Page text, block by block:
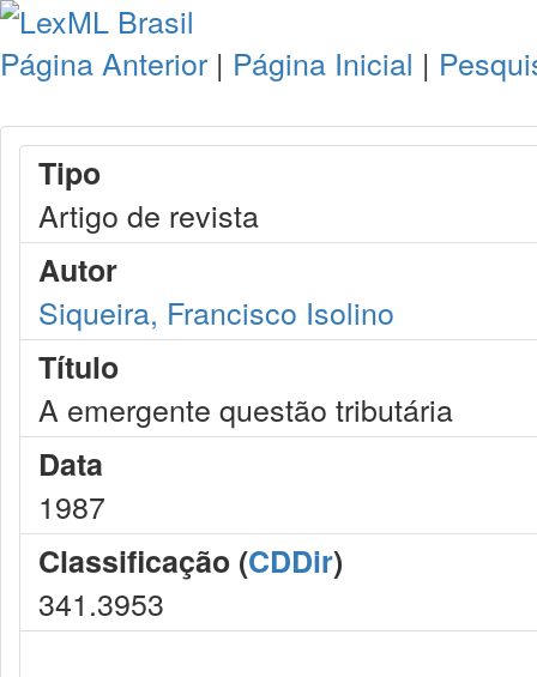
Página Anterior | Página Inicial |
Tipo
Artigo de revista
Autor
Siqueira, Francisco Isolino
Título
A emergente questão tributária
Data
1987
Classificação (CDDir)
341.3953